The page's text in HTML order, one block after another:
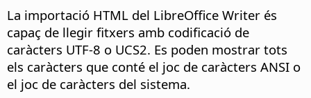
La importació HTML del LibreOffice Writer és
capaç de llegir fitxers amb codificació de
caràcters UTF-8 o UCS2. Es poden mostrar tots
els caràcters que conté el joc de caràcters ANSI o
el joc de caràcters del sistema.